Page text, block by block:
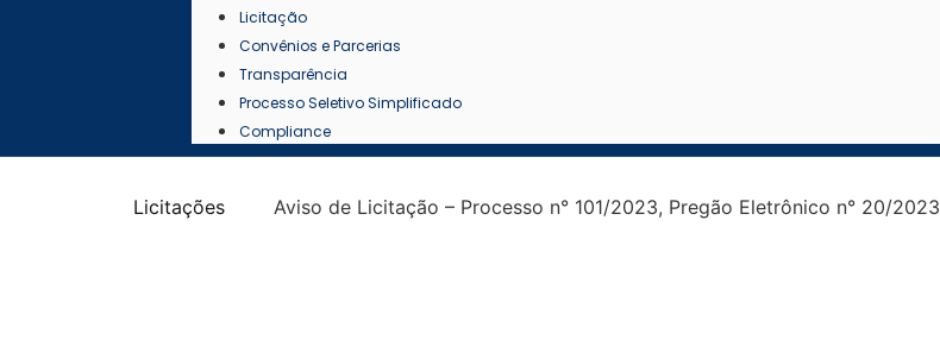
Licitação
Convênios e Parcerias
Transparência
Processo Seletivo Simplificado
Compliance
Licitações Aviso de Licitação – Processo n° 101/2023, Pregão Eletrônico n° 20/2023